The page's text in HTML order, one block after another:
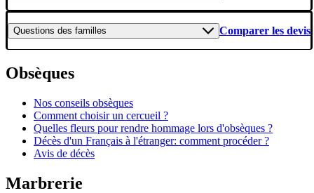
Questions des familles Comparer les devis
Obsèques
Nos conseils obsèques
Comment choisir un cercueil ?
Quelles fleurs pour rendre hommage lors d'obsèques ?
Décès d'un Français à l'étranger: comment procéder ?
Avis de décès
Marbrerie